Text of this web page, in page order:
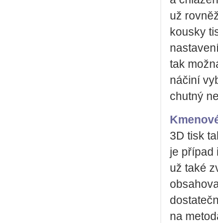
už
kousky
tak
náčiní
chutný
3D tisk
je případ
už také
na